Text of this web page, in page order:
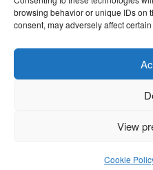
browsing behavior or unique IDs on
consent, may adversely affect
View
Cookie
© All rights reserved Bangla
reproduction of our
Privacy Policy